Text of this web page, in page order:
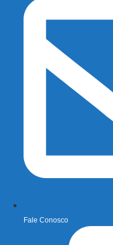
Fale Conosco